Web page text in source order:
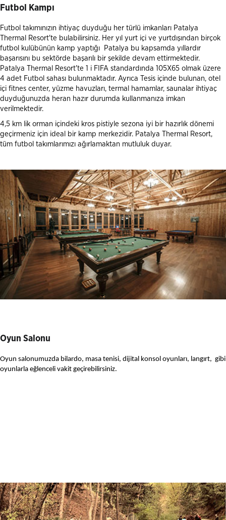
Futbol Kampı
Futbol takımınızın ihtiyaç duyduğu her türlü imkanları Patalya
Thermal Resort'te bulabilirsiniz. Her yıl yurt içi ve yurtdışından birçok
futbol kulübünün kamp yaptığı Patalya bu kapsamda yıllardır
başarısını bu sektörde başarılı bir şekilde devam ettirmektedir.
Patalya Thermal Resort'te 1 i FIFA standardında 105X65 olmak üzere
4 adet Futbol sahası bulunmaktadır. Ayrıca Tesis içinde bulunan, otel
içi fitnes center, yüzme havuzları, termal hamamlar, saunalar ihtiyaç
duyduğunuzda heran hazır durumda kullanmanıza imkan
verilmektedir.
4,5 km lik orman içindeki kros pistiyle sezona iyi bir hazırlık dönemi
geçirmeniz için ideal bir kamp merkezidir. Patalya Thermal Resort,
tüm futbol takımlarımızı ağırlamaktan mutluluk duyar.
Oyun Salonu
Oyun salonumuzda bilardo, masa tenisi, dijital konsol oyunları, langırt, gibi
oyunlarla eğlenceli vakit geçirebilirsiniz.